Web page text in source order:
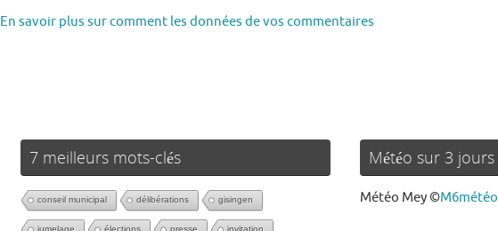
En savoir plus sur comment les données de vos commentaires
7 meilleurs mots-clés
conseil municipal délibérations gisingen
jumelage élections presse invitation
Météo sur 3 jours
Météo Mey©M6météo